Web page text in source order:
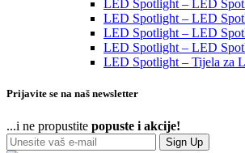
LED Spotlight – LED
LED Spotlight – LED
LED Spotlight – LED
LED Spotlight – LED
LED Spotlight – Tijela za
Prijavite se na naš newsletter
...i ne propustite popuste i akcije!
Sign Up